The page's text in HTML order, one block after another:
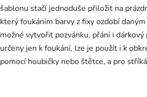
šablonu stačí jednoduše přiložit na
který foukáním barvy z fixy ozdobí
možné vytvořit pozvánku, přání i
určeny jen k foukání, lze je použít i k
pomocí houbičky nebo štětce, a pro